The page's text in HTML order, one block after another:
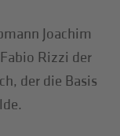
Joachim
Rizzi der
der die Basis